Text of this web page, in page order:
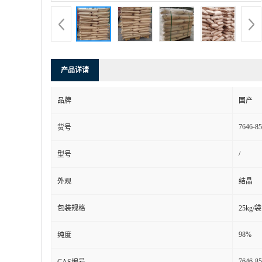
产品详请
品牌 国产
货号 7646-
型号 /
外观 结晶
包装规格 25kg/袋
纯度 98%